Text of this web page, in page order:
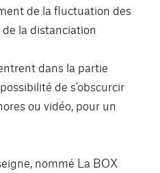
de la fluctuation des
la distanciation
dans la partie
de s’obscurcir
ou vidéo, pour un
nommé La BOX